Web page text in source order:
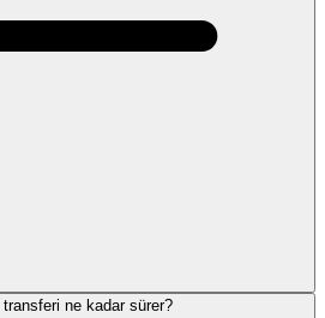
transferi ne kadar sürer?